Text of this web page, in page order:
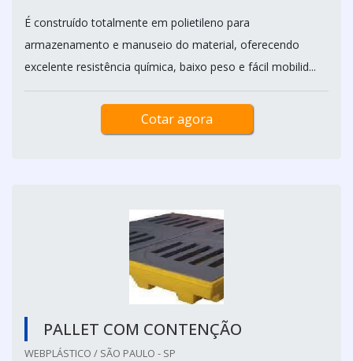
É construído totalmente em polietileno para
armazenamento e manuseio do material, oferecendo
excelente resistência química, baixo peso e fácil mobilid...
Cotar agora
PALLET COM CONTENÇÃO
WEBPLÁSTICO / SÃO PAULO - SP